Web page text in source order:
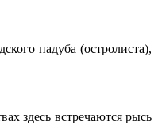
падуба (остролиста),
здесь встречаются рысь